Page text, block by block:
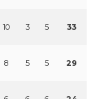
10 3 5 33
8 5 5 29